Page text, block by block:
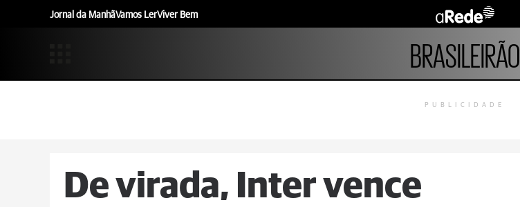
Jornal da ManhãVamos LerViver Bem
BRASILEIRÃO
PUBLICIDADE
De virada, Inter vence